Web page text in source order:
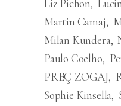
Liz Pichon
Martin Camaj
Milan Kundera
Paulo Coelho
PREÇ ZOGAJ
Sophie Kinsella